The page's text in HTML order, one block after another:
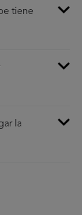
tiene
la